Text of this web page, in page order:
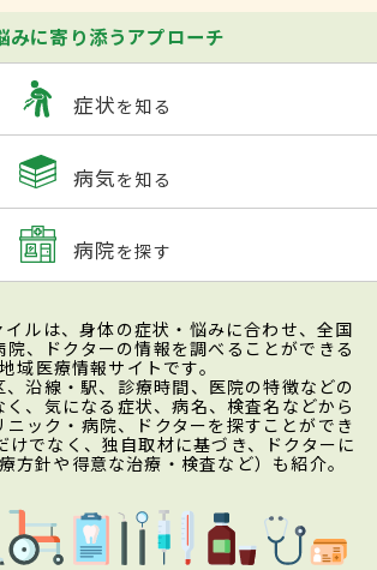
みに寄り添うアプローチ
症状を知る
病気を知る
病院を探す
イルは、身体の症状・悩みに合わせ、全国
院、ドクターの情報を調べることができる
地域医療情報サイトです。
沿線・駅、診療時間、医院の特徴などの
、気になる症状、病名、検査名などから
ック・病院、ドクターを探すことができ
けでなく、独自取材に基づき、ドクターに
方針や得意な治療・検査など）も紹介。